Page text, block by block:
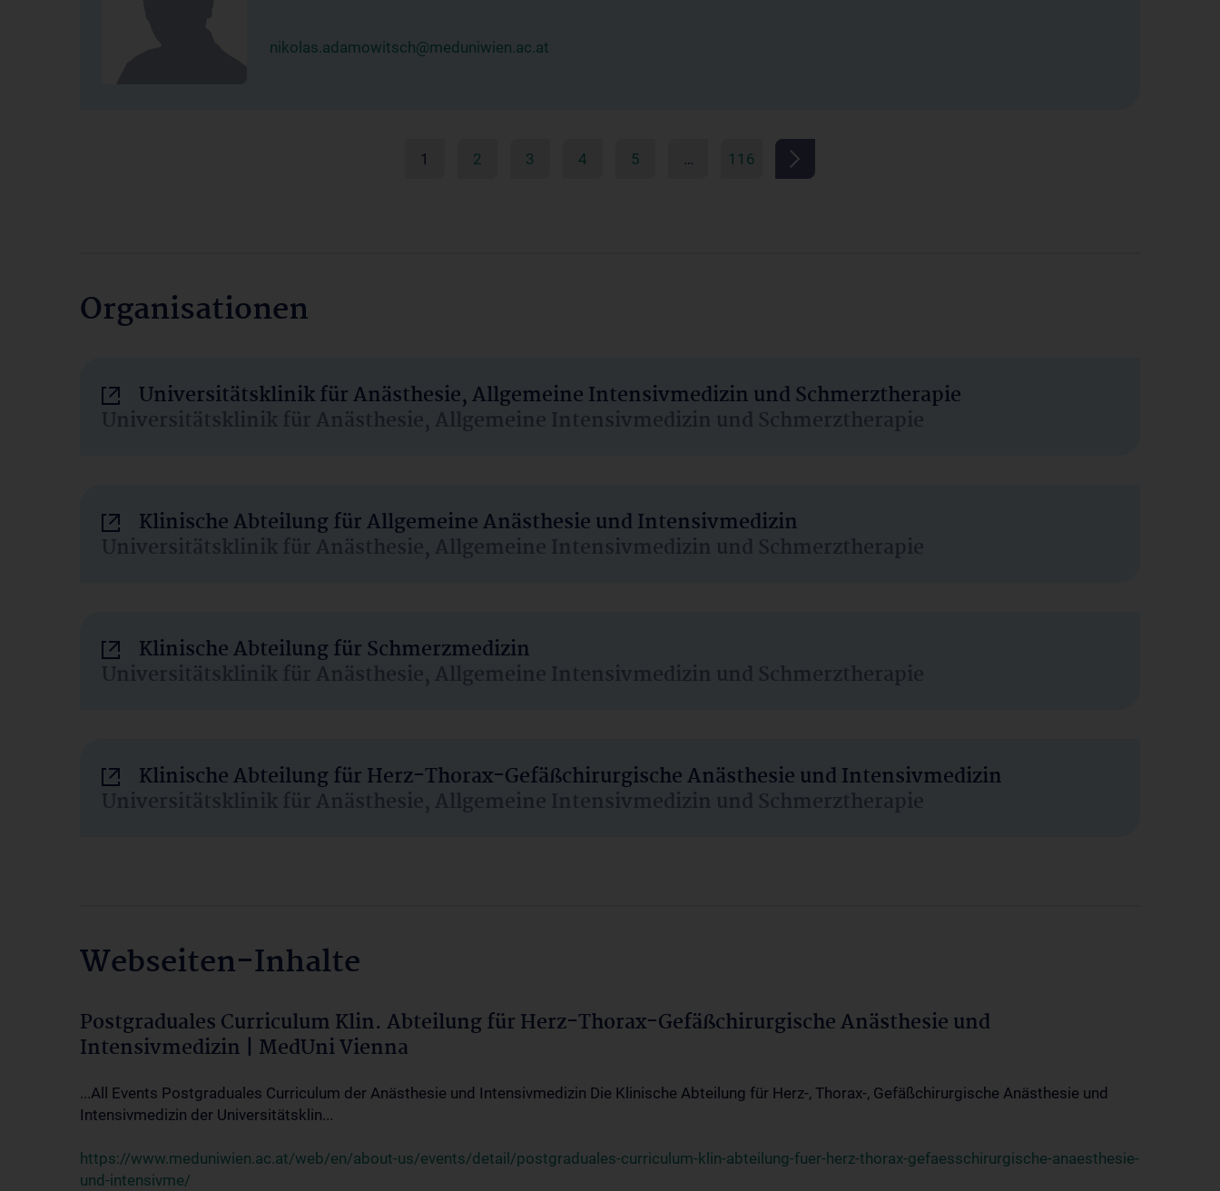
nikolas.adamowitsch@meduniwien.ac.at
1 2 3 4 5 … 116
Organisationen
Universitätsklinik für Anästhesie, Allgemeine Intensivmedizin und Schmerztherapie
Universitätsklinik für Anästhesie, Allgemeine Intensivmedizin und Schmerztherapie
Klinische Abteilung für Allgemeine Anästhesie und Intensivmedizin
Universitätsklinik für Anästhesie, Allgemeine Intensivmedizin und Schmerztherapie
Klinische Abteilung für Schmerzmedizin
Universitätsklinik für Anästhesie, Allgemeine Intensivmedizin und Schmerztherapie
Klinische Abteilung für Herz-Thorax-Gefäßchirurgische Anästhesie und Intensivmedizin
Universitätsklinik für Anästhesie, Allgemeine Intensivmedizin und Schmerztherapie
Webseiten-Inhalte
Postgraduales Curriculum Klin. Abteilung für Herz-Thorax-Gefäßchirurgische Anästhesie und
Intensivmedizin | MedUni Vienna
...All Events Postgraduales Curriculum der Anästhesie und Intensivmedizin Die Klinische Abteilung für Herz-, Thorax-, Gefäßchirurgische Anästhesie und
Intensivmedizin der Universitätsklin...
https://www.meduniwien.ac.at/web/en/about-us/events/detail/postgraduales-curriculum-klin-abteilung-fuer-herz-thorax-gefaesschirurgische-anaesthesie-
und-intensivme/